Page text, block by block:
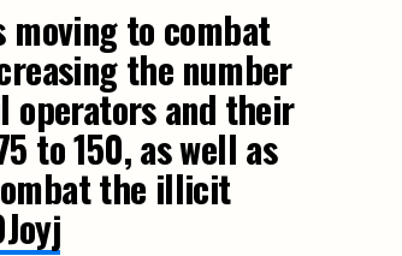
moving to combat
the number
operators and their
to 150, as well as
the illicit